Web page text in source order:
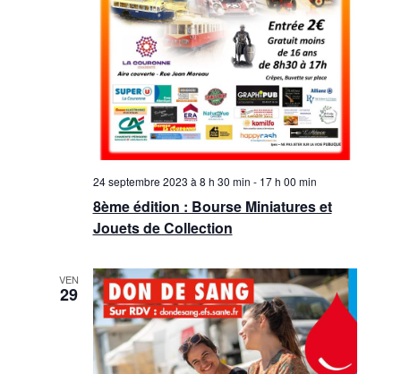
8ème édition : Bourse Miniatures et
Jouets de Collection
24 septembre 2023 à 8 h 30 min - 17 h 00 min
VEN
29